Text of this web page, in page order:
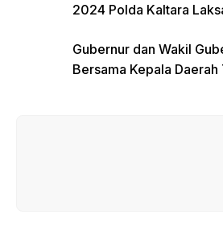
2024 Polda Kaltara
Gubernur dan Wakil
Bersama Kepala